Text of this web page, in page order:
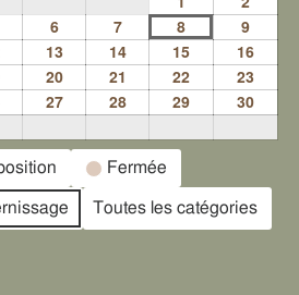
6 7 8 9
13 14 15 16
20 21 22 23
27 28 29 30
Fermée
Toutes les catégories